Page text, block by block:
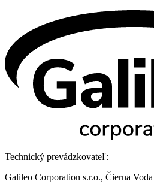
Technický prevádzkovateľ:
Galileo Corporation s.r.o., Čierna